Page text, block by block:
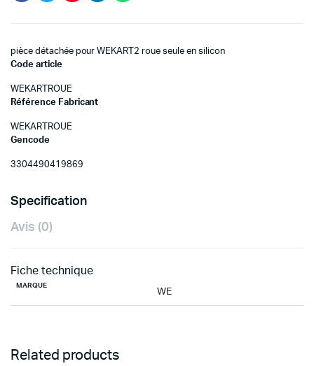
pièce détachée pour WEKART2 roue seule en silicon
Code article
WEKARTROUE
Référence Fabricant
WEKARTROUE
Gencode
3304490419869
Specification
Avis (0)
Fiche technique
MARQUE
WE
Related products